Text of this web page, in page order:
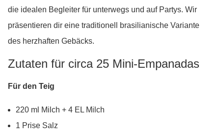
die idealen Begleiter für unterwegs und auf Partys. Wir
präsentieren dir eine traditionell brasilianische Variante
des herzhaften Gebäcks.
Zutaten für circa 25 Mini-Empanadas
Für den Teig
220 ml Milch + 4 EL Milch
1 Prise Salz